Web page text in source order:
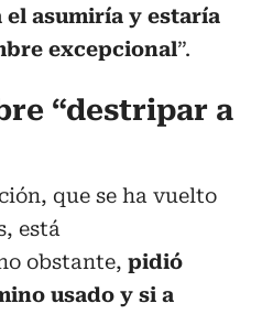
el asumiría y estaría
excepcional”.
“destripar a
que se ha vuelto
está
obstante, pidió
usado y si a